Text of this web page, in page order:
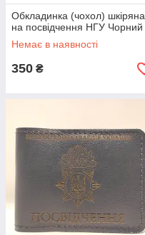
Обкладинка (чохол) шкіряна
на посвідчення НГУ Чорний
Немає в наявності
350 ₴